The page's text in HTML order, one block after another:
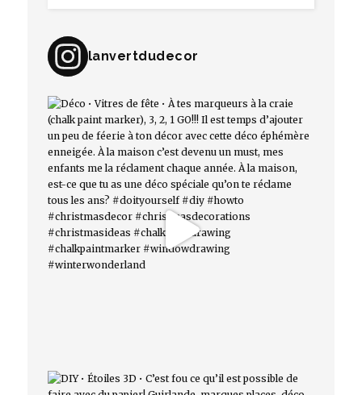
lanvertdudecor